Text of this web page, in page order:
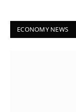
ECONOMY NEWS